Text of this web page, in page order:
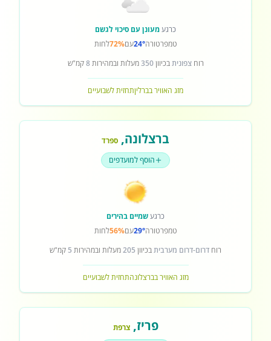
כרגעמעונן עם סיכוי לגשם
טמפרטורה24°עם72%לחות
רוחצפוניתבכיוון350מעלות ובמהירות8קמ"ש
מזג האוויר בברליןתחזית לשבועיים
ברצלונה, ספרד
הוסף למועדפים
כרגעשמיים בהירים
טמפרטורה29°עם56%לחות
רוח דרום-דרום מערביתבכיוון 205מעלות ובמהירות 5 קמ"ש
מזג האוויר בברצלונהתחזית לשבועיים
פריז,צרפת